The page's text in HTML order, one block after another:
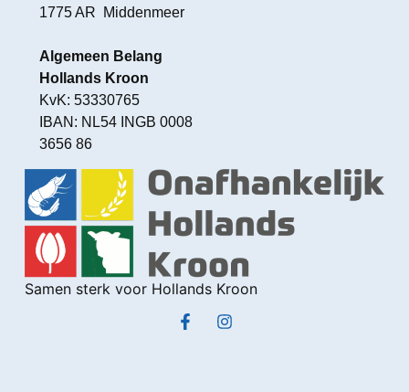
Samen sterk voor Hollands Kroon
1775 AR Middenmeer
Algemeen Belang
Hollands Kroon
KvK: 53330765
IBAN: NL54 INGB 0008
3656 86